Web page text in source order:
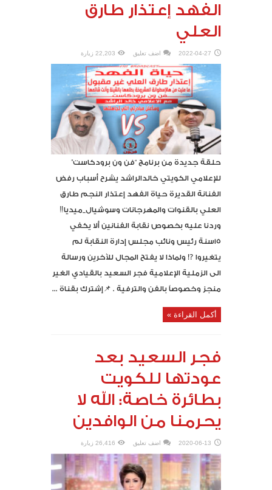
الفهد إعتذار طارق
العلي
2022-04-27 اضف تعليق 22,203 زيارة
حلقة جديدة من برنامج “فن ون برودكاست”
للإعلامي الكويتي خالدالراشد يشرح أسباب رفض
الفنانة القديرة حياة الفهد إعتذار النجم طارق
العلي بالقنوات والمهرجانات وسوشيال_ميديا‼️
وردنا عليه بخصوص نقابة الفنانين ألا يكفي
١٥سنة رئيس ونائب مجلس إدارة النقابة لم
يتغيروا ⁉️ ولماذا لا يفتح المجال للآخرين ورسالة
الى الزملية الإعلامية فجر السعيد بالقيادي الغير
منجز وخصوصاً بالفن والترفية . 📌إشترك بقناة ...
أكمل القراءة »
فجر السعيد بعد
عودتها للكويت
بطائرة خاصة: الله لا
يحرمنا من‎ الوافدين
2020-06-13 اضف تعليق 26,416 زيارة